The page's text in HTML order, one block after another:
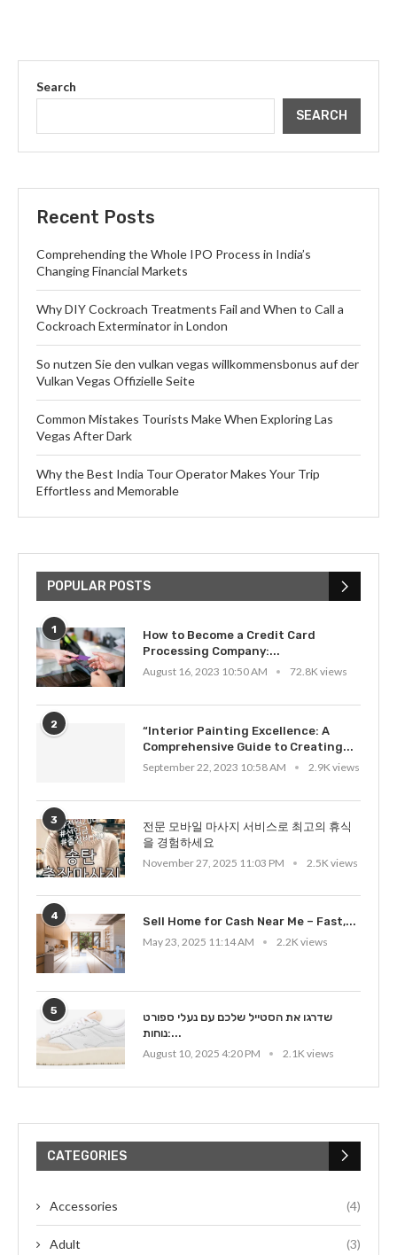
Search
SEARCH
Recent Posts
Comprehending the Whole IPO Process in India’s
Changing Financial Markets
Why DIY Cockroach Treatments Fail and When to Call a
Cockroach Exterminator in London
So nutzen Sie den vulkan vegas willkommensbonus auf der
Vulkan Vegas Offizielle Seite
Common Mistakes Tourists Make When Exploring Las
Vegas After Dark
Why the Best India Tour Operator Makes Your Trip
Effortless and Memorable
POPULAR POSTS
1
How to Become a Credit Card
Processing Company:...
August 16, 2023 10:50 AM
72.8K views
2
“Interior Painting Excellence: A
Comprehensive Guide to Creating...
September 22, 2023 10:58 AM
2.9K views
3
전문 모바일 마사지 서비스로 최고의 휴식
을 경험하세요
November 27, 2025 11:03 PM
2.5K views
4
Sell Home for Cash Near Me – Fast,...
May 23, 2025 11:14 AM
2.2K views
5
שדרגו את הסטייל שלכם עם נעלי ספורט
נוחות:...
August 10, 2025 4:20 PM
2.1K views
CATEGORIES
Accessories (4)
Adult (3)